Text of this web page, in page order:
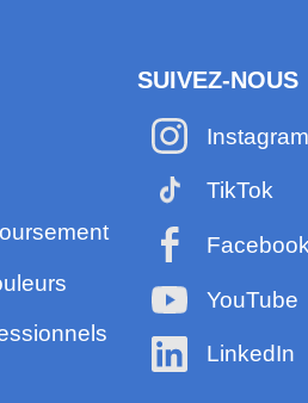
SUIVEZ-NOUS
Instagram
TikTok
Facebook
YouTube
LinkedIn